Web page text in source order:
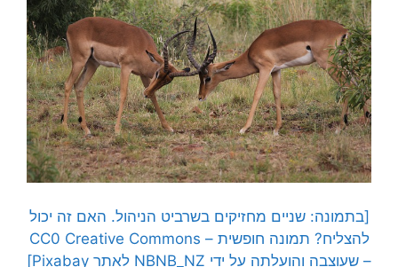
[בתמונה: שניים מחזיקים בשרביט הניהול. האם זה יכול
להצליח? תמונה חופשית – CC0 Creative Commons
– שעוצבה והועלתה על ידי NBNB_NZ לאתר Pixabay]